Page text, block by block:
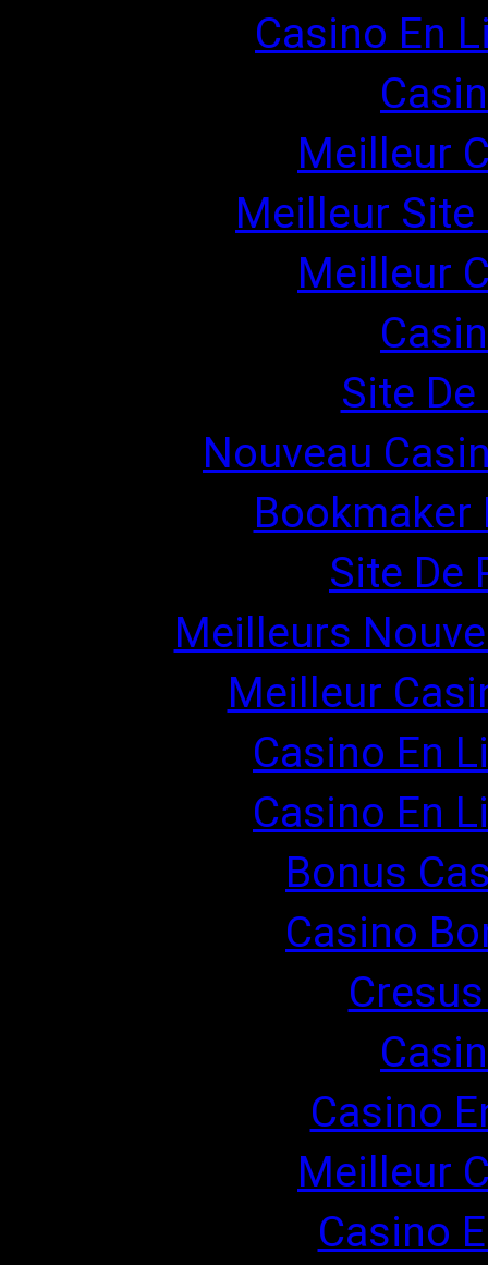
Casino En
Meilleur
Meilleur Site
Meilleur
Site
Nouveau
Bookmaker
Site De
Meilleurs
Meilleur
Casino En
Casino En
Bonus
Casino
Casino
Meilleur
Casino